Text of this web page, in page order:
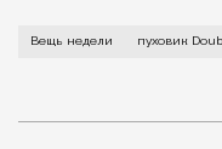
В Москве
Вещь недели пуховик